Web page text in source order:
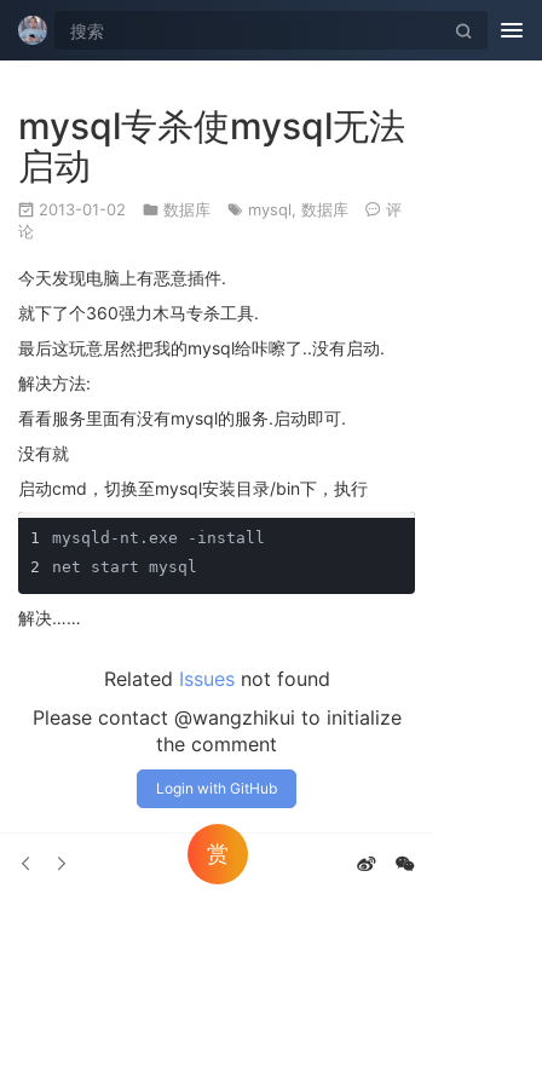
mysql专杀使mysql无法
启动
2013-01-02 数据库 mysql 数据库
评
论
今天发现电脑上有恶意插件.
就下了个360强力木马专杀工具.
最后这玩意居然把我的mysql给咔嚓了..没有启动.
解决方法:
看看服务里面有没有mysql的服务.启动即可.
没有就
启动cmd，切换至mysql安装目录/bin下，执行
1
2
mysqld-nt.exe -install
net start mysql
解决……
Related Issuesnot found
Please contact @wangzhikui to initialize
the comment
Login with GitHub
赏